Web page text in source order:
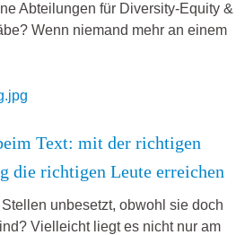
Abteilungen für Diversity-Equity &
Wenn niemand mehr an einem
Text: mit der richtigen
die richtigen Leute erreichen
unbesetzt, obwohl sie doch
Vielleicht liegt es nicht nur am